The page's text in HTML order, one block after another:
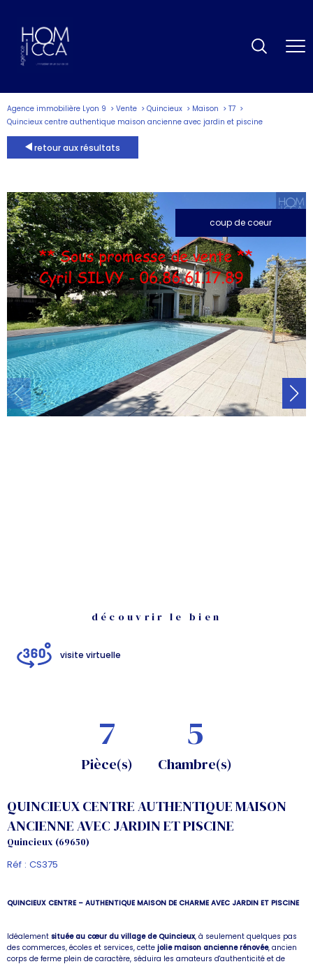
Agence immobilière Lyon 9 Vente Quincieux Maison
T7
Quincieux centre authentique maison ancienne avec jardin et piscine
retour aux résultats
coup de coeur
découvrir le bien
visite virtuelle
7
Pièce(s)
5
Chambre(s)
QUINCIEUX CENTRE AUTHENTIQUE MAISON
ANCIENNE AVEC JARDIN ET PISCINE
Quincieux (69650)
Réf : CS375
QUINCIEUX CENTRE – AUTHENTIQUE MAISON DE CHARME AVEC JARDIN ET PISCINE
Idéalement située au cœur du village de Quincieux, à seulement quelques pas
des commerces, écoles et services, cette jolie maison ancienne rénovée, ancien
corps de ferme plein de caractère, séduira les amateurs d'authenticité et de